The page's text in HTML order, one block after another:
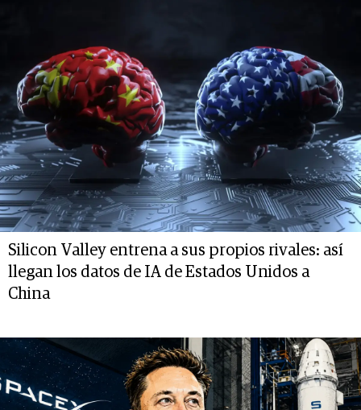
Silicon Valley entrena a sus propios rivales: así
llegan los datos de IA de Estados Unidos a
China